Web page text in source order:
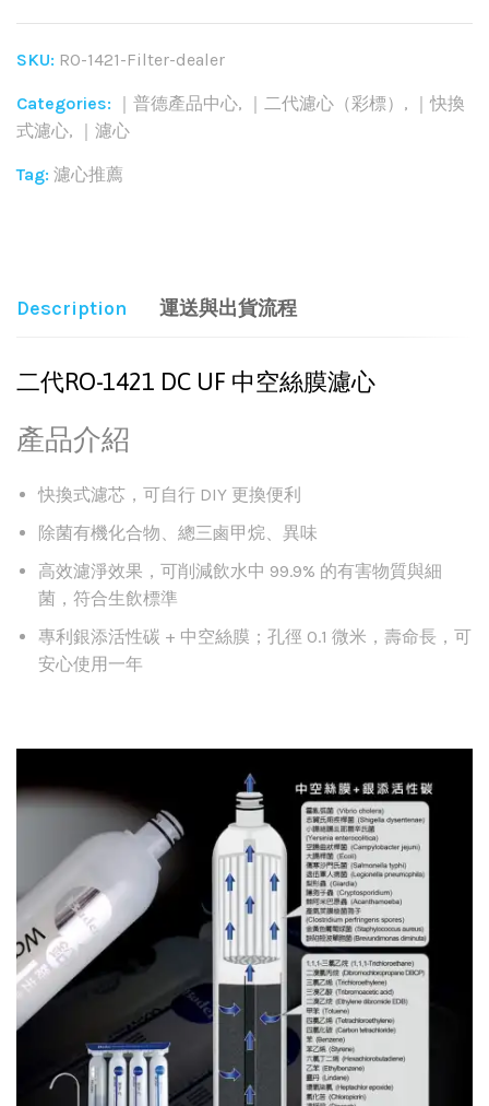
SKU: RO-1421-Filter-dealer
Categories: ｜普德產品中心, ｜二代濾心（彩標） ,
｜快換
式濾心, ｜濾心
Tag: 濾心推薦
Description 運送與出貨流程
二代RO-1421 DC UF 中空絲膜濾心
產品介紹
快換式濾芯，可自行 DIY 更換便利
除菌有機化合物、總三鹵甲烷、異味
高效濾淨效果，可削減飲水中 99.9% 的有害物質與細
菌，符合生飲標準
專利銀添活性碳 + 中空絲膜；孔徑 0.1 微米，壽命長，可
安心使用一年